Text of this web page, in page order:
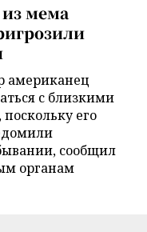
мема
американец
с близкими
его
сообщил
органам